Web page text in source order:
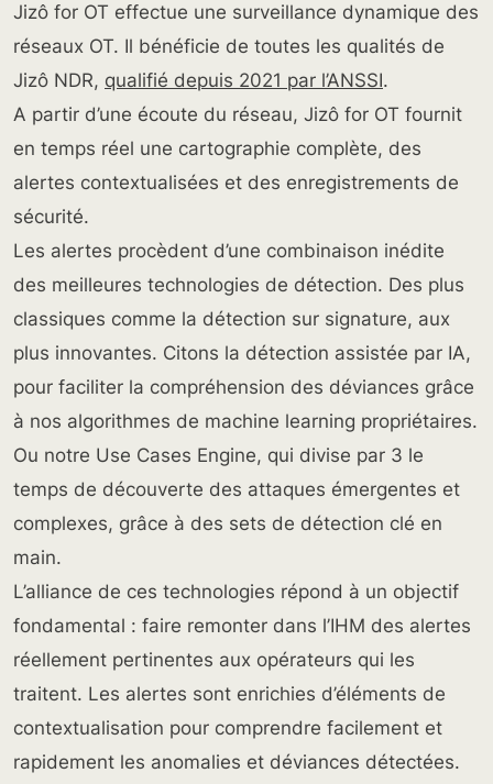
Jizô for OT effectue une surveillance dynamique des
réseaux OT. Il bénéficie de toutes les qualités de
Jizô NDR, qualifié depuis 2021 par l’ANSSI.
A partir d’une écoute du réseau, Jizô for OT fournit
en temps réel une cartographie complète, des
alertes contextualisées et des enregistrements de
sécurité.
Les alertes procèdent d’une combinaison inédite
des meilleures technologies de détection. Des plus
classiques comme la détection sur signature, aux
plus innovantes. Citons la détection assistée par IA,
pour faciliter la compréhension des déviances grâce
à nos algorithmes de machine learning propriétaires.
Ou notre Use Cases Engine, qui divise par 3 le
temps de découverte des attaques émergentes et
complexes, grâce à des sets de détection clé en
main.
L’alliance de ces technologies répond à un objectif
fondamental : faire remonter dans l’IHM des alertes
réellement pertinentes aux opérateurs qui les
traitent. Les alertes sont enrichies d’éléments de
contextualisation pour comprendre facilement et
rapidement les anomalies et déviances détectées.